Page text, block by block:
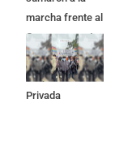
marcha frente al
Congreso contra
la Ley de
Propiedad
Privada